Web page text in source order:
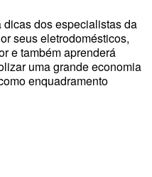
dos especialistas da
seus eletrodomésticos,
e também aprenderá
uma grande economia
enquadramento